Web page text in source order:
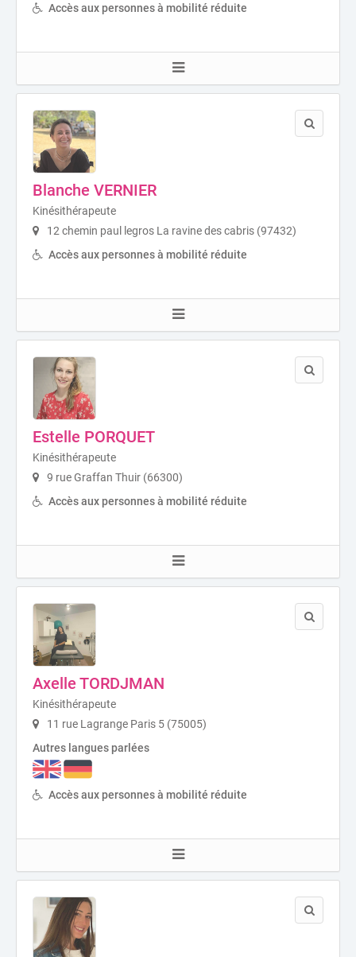
Accès aux personnes à mobilité réduite
Blanche VERNIER
Kinésithérapeute
12 chemin paul legros La ravine des cabris (97432)
Accès aux personnes à mobilité réduite
Estelle PORQUET
Kinésithérapeute
9 rue Graffan Thuir (66300)
Accès aux personnes à mobilité réduite
Axelle TORDJMAN
Kinésithérapeute
11 rue Lagrange Paris 5 (75005)
Autres langues parlées
Accès aux personnes à mobilité réduite